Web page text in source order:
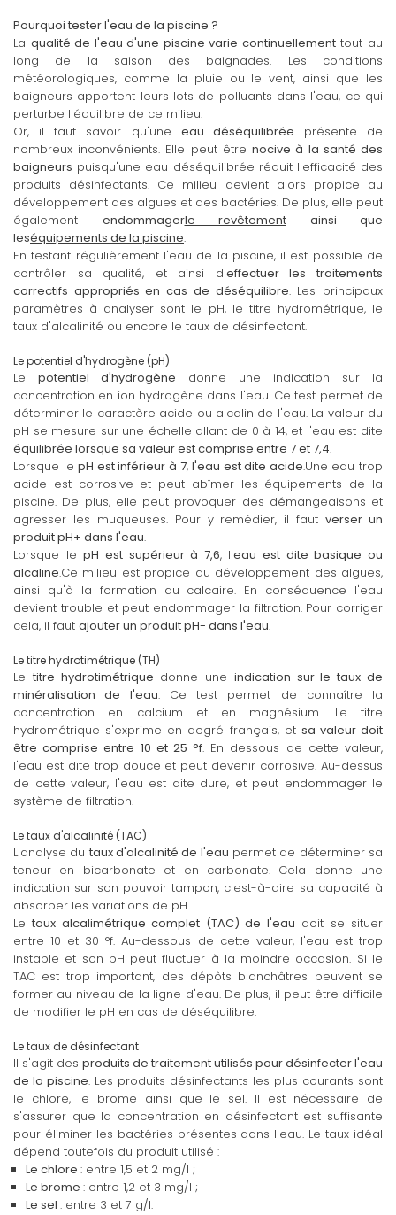
Pourquoi tester l'eau de la piscine ?
La qualité de l'eau d'une piscine varie continuellementtout au
long de la saison des baignades. Les conditions
météorologiques, comme la pluie ou le vent, ainsi que les
baigneurs apportent leurs lots de polluants dans l'eau, ce qui
perturbe l'équilibre de ce milieu.
Or, il faut savoir qu'une eau déséquilibrée présente de
nombreux inconvénients. Elle peut êtrenocive à la santé des
baigneurs puisqu'une eau déséquilibrée réduit l'efficacité des
produits désinfectants. Ce milieu devient alors propice au
développement des algues et des bactéries. De plus, elle peut
également endommagerle revêtement ainsi que
leséquipements de la piscine.
En testant régulièrement l'eau de la piscine, il est possible de
contrôler sa qualité, et ainsi d'effectuer les traitements
correctifs appropriés en cas de déséquilibre. Les principaux
paramètres à analyser sont le pH, le titre hydrométrique, le
taux d'alcalinité ou encore le taux de désinfectant.
Le potentiel d'hydrogène (pH)
Le potentiel d'hydrogène donne une indication sur la
concentration en ion hydrogène dans l'eau. Ce test permet de
déterminer le caractère acide ou alcalin de l'eau. La valeur du
pH se mesure sur une échelle allant de 0 à 14, et l'eau est dite
équilibrée lorsque sa valeur est comprise entre 7 et 7,4.
Lorsque lepH est inférieur à 7,l'eau est dite acide.Une eau trop
acide est corrosive et peut abîmer les équipements de la
piscine. De plus, elle peut provoquer des démangeaisons et
agresser les muqueuses. Pour y remédier, il fautverser un
produit pH+ dans l'eau.
Lorsque lepH est supérieur à 7,6, l'eau est dite basique ou
alcaline.Ce milieu est propice au développement des algues,
ainsi qu'à la formation du calcaire. En conséquence l'eau
devient trouble et peut endommager la filtration. Pour corriger
cela, il faut ajouter un produit pH- dans l'eau.
Le titre hydrotimétrique (TH)
Le titre hydrotimétrique donne une indication sur le taux de
minéralisation de l'eau. Ce test permet de connaître la
concentration en calcium et en magnésium. Le titre
hydrométrique s'exprime en degré français, et sa valeur doit
être comprise entre 10 et 25 °f. En dessous de cette valeur,
l'eau est dite trop douce et peut devenir corrosive. Au-dessus
de cette valeur, l'eau est dite dure, et peut endommager le
système de filtration.
Le taux d'alcalinité (TAC)
L'analyse du taux d'alcalinité de l'eau permet de déterminer sa
teneur en bicarbonate et en carbonate. Cela donne une
indication sur son pouvoir tampon, c'est-à-dire sa capacité à
absorber les variations de pH.
Letaux alcalimétrique complet (TAC) de l'eau doit se situer
entre 10 et 30 °f. Au-dessous de cette valeur, l'eau est trop
instable et son pH peut fluctuer à la moindre occasion. Si le
TAC est trop important, des dépôts blanchâtres peuvent se
former au niveau de la ligne d'eau. De plus, il peut être difficile
de modifier le pH en cas de déséquilibre.
Le taux de désinfectant
Il s'agit des produits de traitement utilisés pour désinfecter l'eau
de la piscine. Les produits désinfectants les plus courants sont
le chlore, le brome ainsi que le sel. Il est nécessaire de
s'assurer que la concentration en désinfectant est suffisante
pour éliminer les bactéries présentes dans l'eau. Le taux idéal
dépend toutefois du produit utilisé :
Le chlore : entre 1,5 et 2 mg/l ;
Le brome : entre 1,2 et 3 mg/l ;
Le sel : entre 3 et 7 g/l.